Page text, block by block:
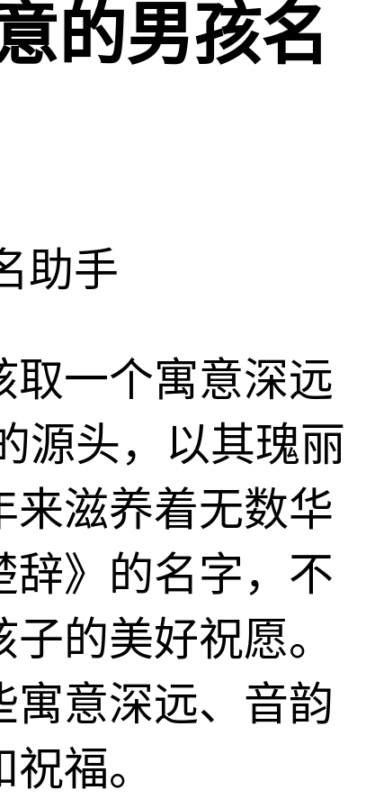
的男孩名
助手
取一个寓意深远
源头，以其瑰丽
来滋养着无数华
辞》的名字，不
的美好祝愿。
寓意深远、音韵
福。